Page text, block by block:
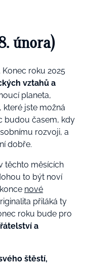
února)
roku 2025
vztahů a
planeta,
které jste možná
budou časem, kdy
rozvoji, a
dobře.
těchto měsících
to být noví
nové
přiláká ty
roku bude pro
a
štěstí,